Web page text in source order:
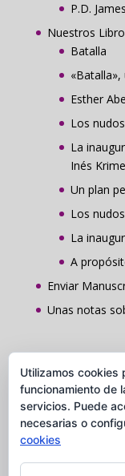
P.D.
Nuestros
Batalla
Esther
Los
La
Inés
Un plan
Los
La
A
Enviar
Unas notas
Contacto
Grupo
C/ Ros de
Tel. 91 037 84 28
Utilizamos cookies
funcionamiento de
servicios. Puede
necesarias o
cookies